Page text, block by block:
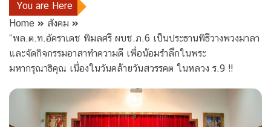
You are Here
Home
สังคม
“พล.ต.ท.อัคราเดช พิมลศรี ผบช.ภ.6 เป็นประธานพิธีวางพวงมาลา
และจัดกิจกรรมอาสาทำความดี เพื่อน้อมรำลึกในพระ
มหากรุณาธิคุณ เนื่องในวันคล้ายวันสวรรคต ในหลวง ร.9 !!